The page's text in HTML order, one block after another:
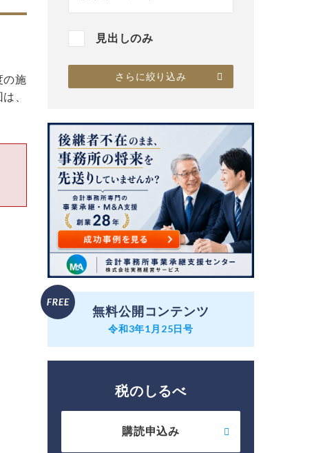
の施
、
見出しのみ
さらに絞り込み
無料公開コンテンツ
令和3年1月25日号
税のしるべ
購読申込み